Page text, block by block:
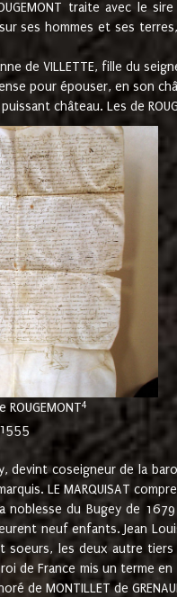
traite avec le
ses hommes et ses
de VILLETTE, fille du
pour épouser, en son
château. Les de
4
devint coseigneur de la
LE MARQUISAT
du Bugey de
neuf enfants. Jean
les deux autre tiers
de France mis un terme en
de MONTILLET de